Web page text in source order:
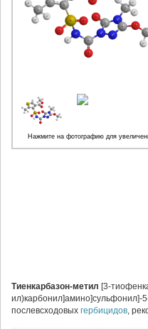
Нажмите на фотографию для
Тиенкарбазон-метил [3-
послевсходовых гербицидов,